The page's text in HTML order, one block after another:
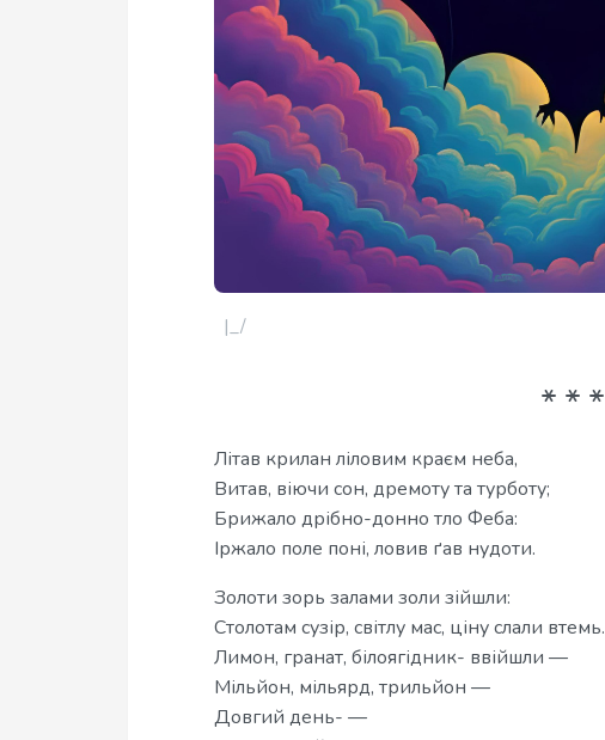
|_/
Літав крилан ліловим краєм неба,
Витав, віючи сон, дремоту та турботу;
Брижало дрібно-донно тло Феба:
Іржало поле поні, ловив ґав нудоти.
Золоти зорь залами золи зійшли:
Столотам сузір, світлу мас, ціну слали втемь.
Лимон, гранат, білоягідник- ввійшли —
Мільйон, мільярд, трильйон —
Довгий день- —